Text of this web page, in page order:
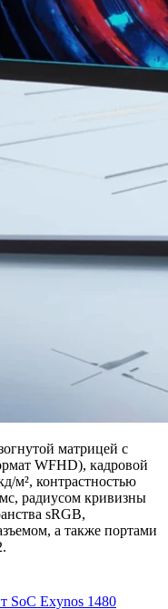
матрицей с
WFHD), кадровой
м², контрастностью
радиусом кривизны
sRGB,
а также портами
SoC Exynos 1480